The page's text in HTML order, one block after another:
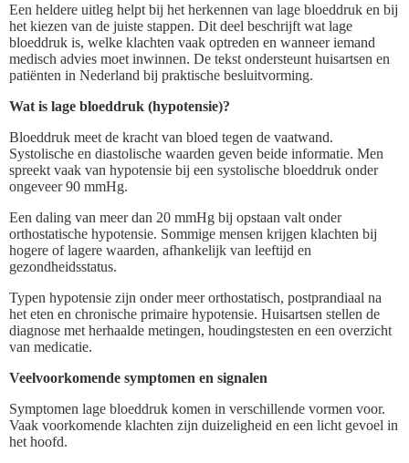
Een heldere uitleg helpt bij het herkennen van lage bloeddruk en bij
het kiezen van de juiste stappen. Dit deel beschrijft wat lage
bloeddruk is, welke klachten vaak optreden en wanneer iemand
medisch advies moet inwinnen. De tekst ondersteunt huisartsen en
patiënten in Nederland bij praktische besluitvorming.
Wat is lage bloeddruk (hypotensie)?
Bloeddruk meet de kracht van bloed tegen de vaatwand.
Systolische en diastolische waarden geven beide informatie. Men
spreekt vaak van hypotensie bij een systolische bloeddruk onder
ongeveer 90 mmHg.
Een daling van meer dan 20 mmHg bij opstaan valt onder
orthostatische hypotensie. Sommige mensen krijgen klachten bij
hogere of lagere waarden, afhankelijk van leeftijd en
gezondheidsstatus.
Typen hypotensie zijn onder meer orthostatisch, postprandiaal na
het eten en chronische primaire hypotensie. Huisartsen stellen de
diagnose met herhaalde metingen, houdingstesten en een overzicht
van medicatie.
Veelvoorkomende symptomen en signalen
Symptomen lage bloeddruk komen in verschillende vormen voor.
Vaak voorkomende klachten zijn duizeligheid en een licht gevoel in
het hoofd.